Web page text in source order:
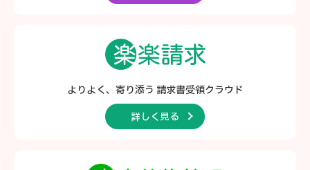
よりよく、寄り添う 請求書受領クラウド
詳しく見る